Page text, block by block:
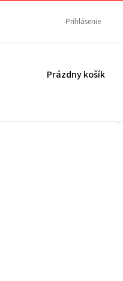
Prihlásenie
NÁKUPNÝ
Prázdny košík